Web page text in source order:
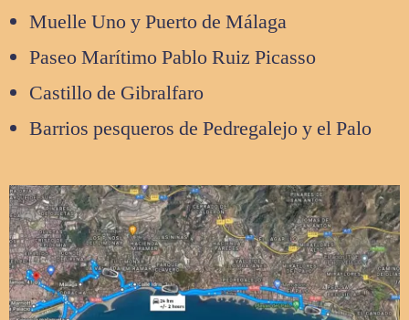
Muelle Uno y Puerto de Málaga
Paseo Marítimo Pablo Ruiz Picasso
Castillo de Gibralfaro
Barrios pesqueros de Pedregalejo y el Palo